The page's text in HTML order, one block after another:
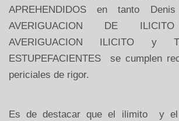
APREHENDIDOS en tanto
AVERIGUACION DE
AVERIGUACION ILICITO y
ESTUPEFACIENTES
se cumplen
periciales de rigor.
Es de destacar que el ilimito
y el